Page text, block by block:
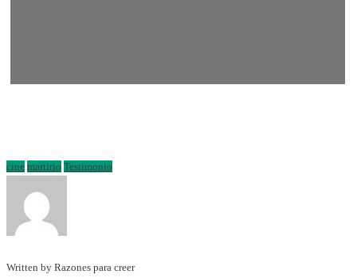
cine martirio Testimonio
Written by Razones para creer